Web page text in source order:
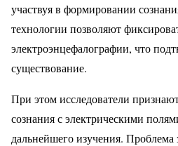
участвуя в формировании
технологии позволяют
электроэнцефалографии, что
существование.
При этом исследователи
сознания с электрическими
дальнейшего изучения. Проблема